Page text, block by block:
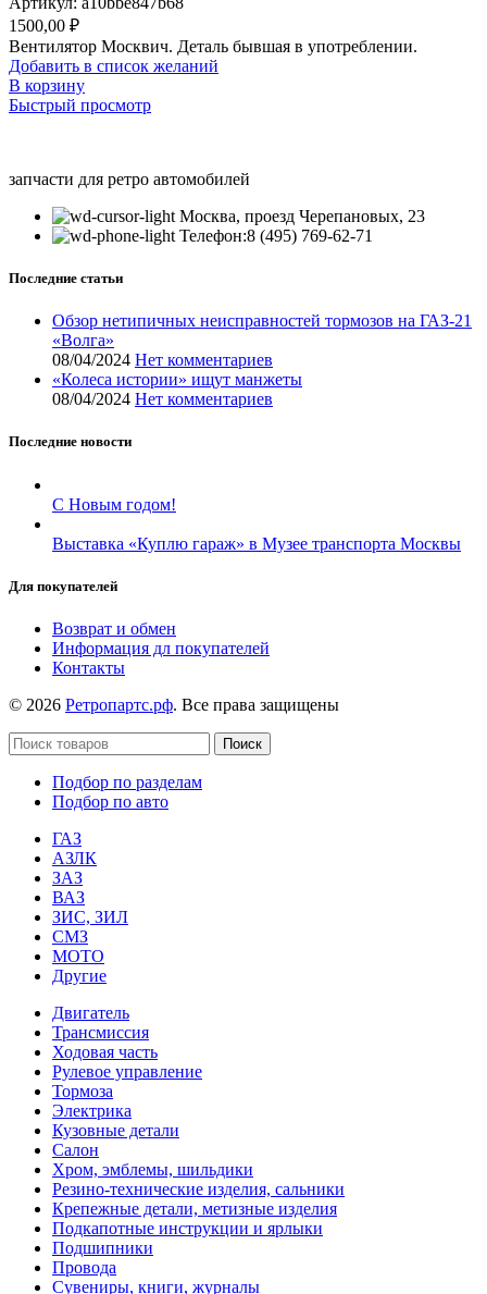
1500,00 ₽
Вентилятор Москвич. Деталь бывшая в употреблении.
Добавить в список желаний
В корзину
Быстрый просмотр
запчасти для ретро автомобилей
Москва, проезд Черепановых, 23
Телефон:8 (495) 769-62-71
Последние статьи
Обзор нетипичных неисправностей тормозов на ГАЗ-21
«Волга»
08/04/2024 Нет комментариев
«Колеса истории» ищут манжеты
08/04/2024 Нет комментариев
Последние новости
С Новым годом!
Выставка «Куплю гараж» в Музее транспорта Москвы
Для покупателей
Возврат и обмен
Информация дл покупателей
Контакты
© 2026 Ретропартс.рф. Все права защищены
Поиск
Подбор по разделам
Подбор по авто
ГАЗ
АЗЛК
ЗАЗ
ВАЗ
ЗИС, ЗИЛ
СМЗ
МОТО
Другие
Двигатель
Трансмиссия
Ходовая часть
Рулевое управление
Тормоза
Электрика
Кузовные детали
Салон
Хром, эмблемы, шильдики
Резино-технические изделия, сальники
Крепежные детали, метизные изделия
Подкапотные инструкции и ярлыки
Подшипники
Провода
Сувениры, книги, журналы